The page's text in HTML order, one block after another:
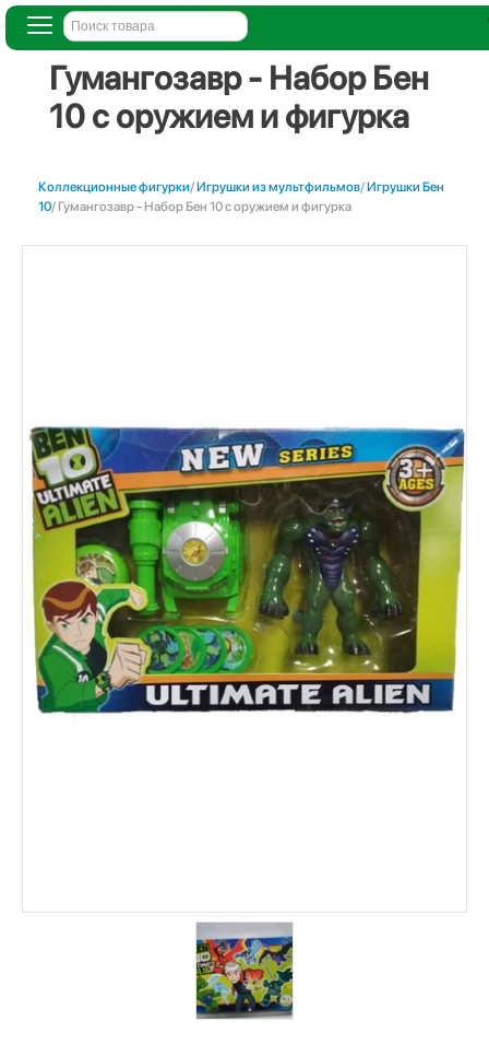
Гумангозавр - Набор Бен
10 с оружием и фигурка
Коллекционные фигурки/Игрушки из мультфильмов/Игрушки Бен
10/ Гумангозавр - Набор Бен 10 с оружием и фигурка